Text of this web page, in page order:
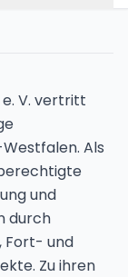
V. vertritt
Als
und
durch
Fort- und
Zu ihren